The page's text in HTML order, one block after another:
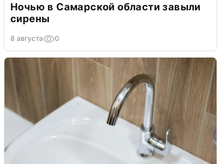
Ночью в Самарской области завыли
сирены
8 августа 0